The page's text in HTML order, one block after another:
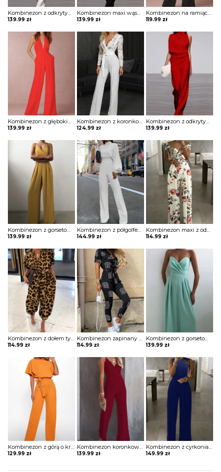
Kombinezon z odkrytym ramieniem i luźnym dołem
139.99 zł
Kombinezon maxi wąski z odkrytym ramieniem
139.99 zł
Kombinezon na ramiączkach z głębokim dekoltem w kształcie litery V
119.99 zł
Kombinezon z głębokim dekoltem w kształcie litery V i roszerzanymi spodniami
139.99 zł
Kombinezon z koronkową górą i ozdobnym paskiem
124.99 zł
Kombinezon z odkrytym ramieniem i luźnym dołem
139.99 zł
Kombinezon z gorsetową górą i szerokimi nogawkami
139.99 zł
Kombinezon z półgolfem z szerokimi rękawami
144.99 zł
Kombinezon maxi z odkrytymi ramionami
114.99 zł
Kombinezon z dołem typu alladynki
114.99 zł
Kombinezon zapinany na guziki z kieszeniami na biuście w modny print
114.99 zł
Kombinezon z gorsetową górą i szerokimi nogawkami
139.99 zł
Kombinezon z górą o kroju nietoperza i wiązaniem w pasie
129.99 zł
Kombinezon koronkowy z odkrytymi plecami
139.99 zł
Kombinezon z cyrkoniami i paskami na dekolcie
149.99 zł